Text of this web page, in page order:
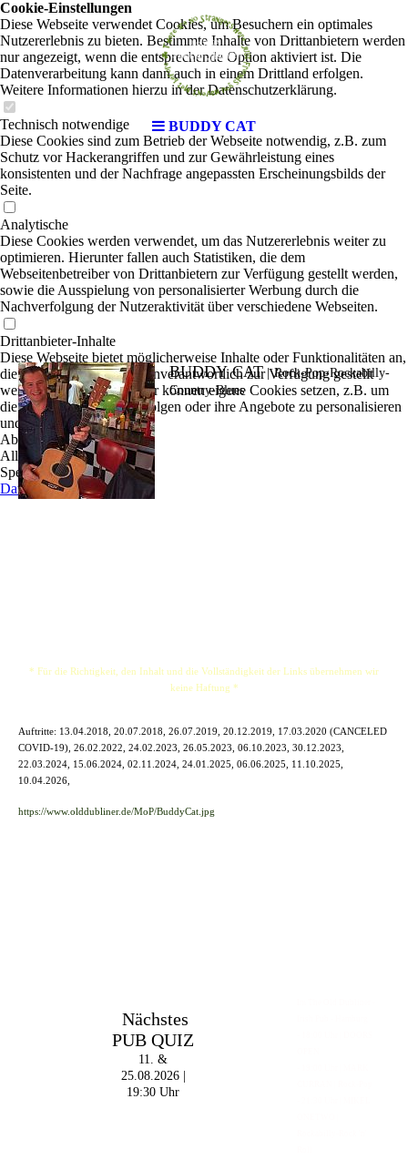
BUDDY CAT
BUDDY CAT|Rock-Pop-Rockabilly-
Country-Blues
* Für die Richtigkeit, den Inhalt und die Vollständigkeit der Links übernehmen wir
keine Haftung *
Auftritte: 13.04.2018, 20.07.2018, 26.07.2019, 20.12.2019, 17.03.2020 (CANCELED
COVID-19), 26.02.2022, 24.02.2023, 26.05.2023, 06.10.2023, 30.12.2023,
22.03.2024, 15.06.2024, 02.11.2024, 24.01.2025, 06.06.2025, 11.10.2025,
10.04.2026,
https://www.olddubliner.de/MoP/BuddyCat.jpg
Nächstes
PUB QUIZ
11. &
25.08.2026 |
19:30 Uhr
Cookie-Einstellungen
Diese Webseite verwendet Cookies, um Besuchern ein optimales
Nutzererlebnis zu bieten. Bestimmte Inhalte von Drittanbietern werden
nur angezeigt, wenn die entsprechende Option aktiviert ist. Die
Datenverarbeitung kann dann auch in einem Drittland erfolgen.
Weitere Informationen hierzu in der Datenschutzerklärung.
Technisch notwendige
Diese Cookies sind zum Betrieb der Webseite notwendig, z.B. zum
Schutz vor Hackerangriffen und zur Gewährleistung eines
konsistenten und der Nachfrage angepassten Erscheinungsbilds der
Seite.
Analytische
Diese Cookies werden verwendet, um das Nutzererlebnis weiter zu
optimieren. Hierunter fallen auch Statistiken, die dem
Webseitenbetreiber von Drittanbietern zur Verfügung gestellt werden,
sowie die Ausspielung von personalisierter Werbung durch die
Nachverfolgung der Nutzeraktivität über verschiedene Webseiten.
Drittanbieter-Inhalte
Diese Webseite bietet möglicherweise Inhalte oder Funktionalitäten an,
die von Drittanbietern eigenverantwortlich zur Verfügung gestellt
werden. Diese Drittanbieter können eigene Cookies setzen, z.B. um
die Nutzeraktivität zu verfolgen oder ihre Angebote zu personalisieren
und zu optimieren.
Ablehnen
Alle akzeptieren
Speichern
Datenschutz